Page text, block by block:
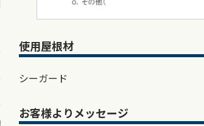
使用屋根材
シーガード
お客様よりメッセージ